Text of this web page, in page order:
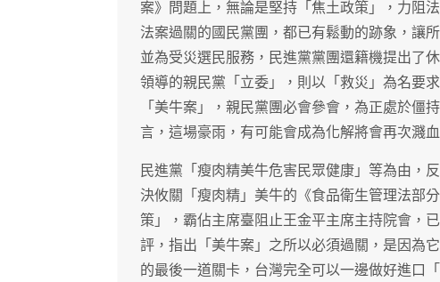
案》問題上，無論是堅持「焦土政策」，力阻
法案過關的國民黨團，都已有鬆動的跡象，讓
並為受災選民服務，民進黨黨團還籍機提出了
領導的親民黨「立委」，則以「救災」為名要
「美牛案」，親民黨團必會參會，為正處於僵
言，這場豪雨，有可能會成為化解將會再次濺
民進黨「瘦肉精美牛危害民眾健康」等為由，
決攸關「瘦肉精」美牛的《食品衛生管理法部
策」，霸佔主席臺阻止王金平主席主持院會，
評，指出「美牛案」之所以必須過關，是因為
的最後一道關卡，台灣完全可以一邊做好進口